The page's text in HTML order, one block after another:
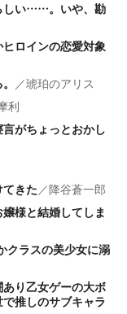
しい……。いや、勘
ロインの恋愛対象
／琥珀のアリス
利
がちょっとおかし
きた／降谷蒼一郎
様と結婚してしま
クラスの美少女に溺
り乙女ゲーの大ボ
推しのサブキャラ